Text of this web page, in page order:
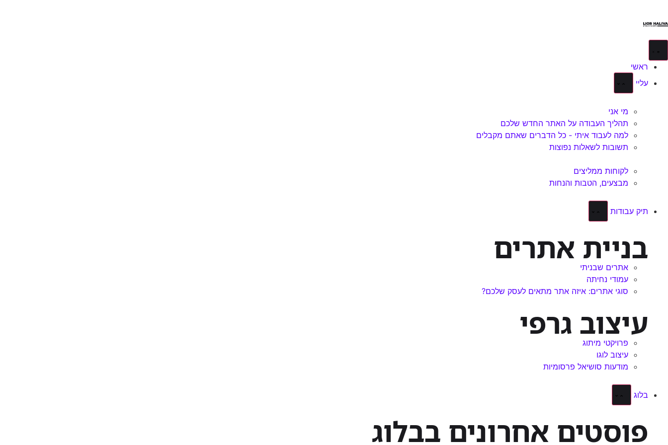
ראשי
עליי
מי אני
תהליך העבודה על האתר החדש שלכם
למה לעבוד איתי - כל הדברים שאתם מקבלים
תשובות לשאלות נפוצות
לקוחות ממליצים
מבצעים, הטבות והנחות
תיק עבודות
בניית אתרים
אתרים שבניתי
עמודי נחיתה
סוגי אתרים: איזה אתר מתאים לעסק שלכם?
עיצוב גרפי
פרויקטי מיתוג
עיצוב לוגו
מודעות סושיאל פרסומיות
בלוג
פוסטים אחרונים בבלוג